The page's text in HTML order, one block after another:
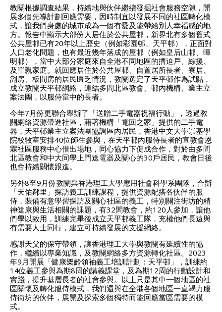
教關根據調查結果，持續地與伙伴繼續發掘社會服務空隙，開
展多個先導計劃回應需要，因時制宜以發展不同的社區轉化模
式，讓我們身處的城市成為一個有愛及能帶給別人幸福感的地
方。報告中顯示大部份人居住於公共屋邨，新界北有多個舊式
公共屋邨已有20年以上歷史（例如彩園邨、天平邨），正面對
人口老化問題，也有最近幾年落成的屋邨（例如皇后山邨、暉
明邨），當中大部分家庭來自全港不同地區的擠迫戶、綜援、
及單親家庭。就回應居住於公共屋邨、自置居所長者、寮居、
劏房、板間房的居民匱乏情況，教關選定了天平邨作為試點，
成立教關天平邨網絡，連結多間北區教會、邨內機構、業主立
案法團，以服侍當中的長者。
今年7月份更聯合舉辦了「送贈二手電器祝福行動」，透過教
關網絡資源帶進社區，藉著機構「電回之家」提供的二手電
器，天平邨業主立案法團協調區內居民，香港中文大學崇基學
院校牧室安排40位師生參與，在天平邨內服侍長者的宣教會恩
霖社區服務中心借出場地，同心協力下促成合作，對於由多間
北區教會和中大同學上門送電器及關心的30戶居民，教會日後
也會持續關懷跟進。
另外8至9月份教關與香港理工大學應用社會科學系團隊，合辦
「天佑鄰里」探訪義工訓練課程，提供資源配搭各伙伴的服
侍，裝備有意學習探訪及關心社區的義工，特別關注街坊的精
神健康與生活相關的課題，有32間教會，約120人參加，讓他
們學以致用，訓練完畢後成立天平邨義工隊，充權他們長遠與
有需要人士同行，建立可持續發展的支援網絡。
感謝天父的保守帶領，讓香港理工大學與教關有延續性的協
作，繼續以專業知識，及教關網絡多方資源轉化社區。2023
年9月開展「健康樂齡領袖義工培訓計劃：天平邨」，訓練約
14位義工參與為期8周的講義課堂，及為期12周的行動設計和
實踐，提升基層長者的社會參與。以上只是其中一個地區的社
區關懷及轉化服侍模式，我們還與在全港各個地區一直竭力服
侍街坊的伙伴，展開及探索多個獨特而能回應當區需要的模
式。